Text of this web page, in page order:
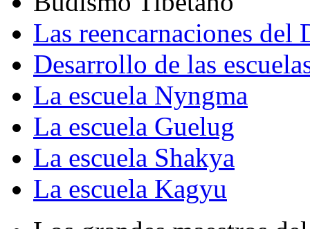
Las reencarnaciones del
Desarrollo de las
La escuela Nyngma
La escuela Guelug
La escuela Shakya
La escuela Kagyu